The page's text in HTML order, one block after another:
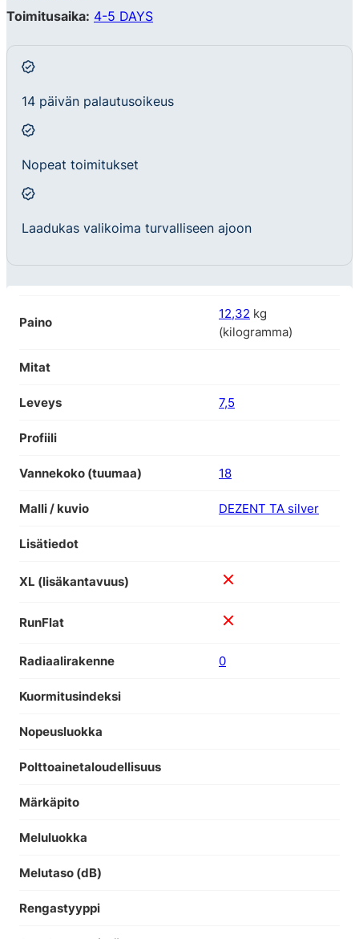
Toimitusaika: 4-5 DAYS
14 päivän palautusoikeus
Nopeat toimitukset
Laadukas valikoima turvalliseen ajoon
Paino
12,32 kg
(kilogramma)
Mitat
Leveys 7,5
Profiili
Vannekoko (tuumaa) 18
Malli / kuvio DEZENT TA silver
Lisätiedot
XL (lisäkantavuus)
RunFlat
Radiaalirakenne 0
Kuormitusindeksi
Nopeusluokka
Polttoainetaloudellisuus
Märkäpito
Meluluokka
Melutaso (dB)
Rengastyyppi